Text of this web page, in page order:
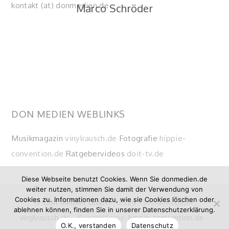
Marco Schröder
kontakt (at) donmedien.de
DON MEDIEN WEBLINKS
Musikmagazinvinylrausch.de Fotografie hippie-
convention.de Ratgebervideos doit-tv.de
©Don Medien GmbH- 2026 - Musikmagazin:
vinylrausch.de- Konzertfotos: hippie-convention.de
Diese Webseite benutzt Cookies. Wenn Sie donmedien.de
weiter nutzen, stimmen Sie damit der Verwendung von
Cookies zu. Informationen dazu, wie sie Cookies löschen oder
ablehnen können, finden Sie in unserer Datenschutzerklärung.
O.K., verstanden
Datenschutz